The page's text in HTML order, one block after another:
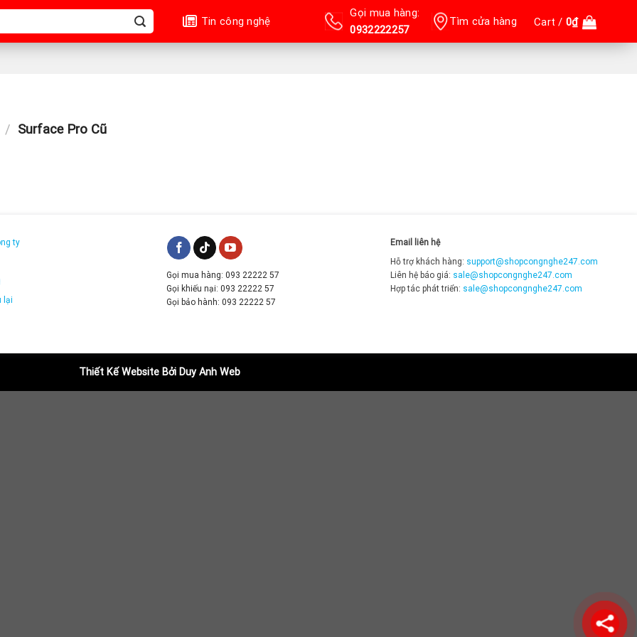
Tin công nghệ
Gọi mua hàng:
0932222257
Tìm cửa hàng Cart /0₫
/ Surface Pro Cũ
ty
lại
Gọi mua hàng: 093 22222 57
Gọi khiếu nại: 093 22222 57
Gọi bảo hành: 093 22222 57
Email liên hệ
Hỗ trợ khách hàng: support@shopcongnghe247.com
Liên hệ báo giá: sale@shopcongnghe247.com
Hợp tác phát triển: sale@shopcongnghe247.com
Thiết Kế Website Bởi Duy Anh Web